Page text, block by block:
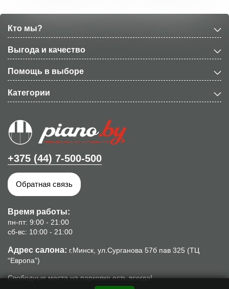
Кто мы?
Выгода и качество
Помощь в выборе
Категории
+375 (44) 7-500-500
Обратная связь
Время работы:
пн-пт: 9:00 - 21:00
сб-вс: 10:00 - 21:00
Адрес салона: г.Минск, ул.Сурганова 57б пав 325 (ТЦ
“Европа”)
Свободные места на парковке есть всегда!